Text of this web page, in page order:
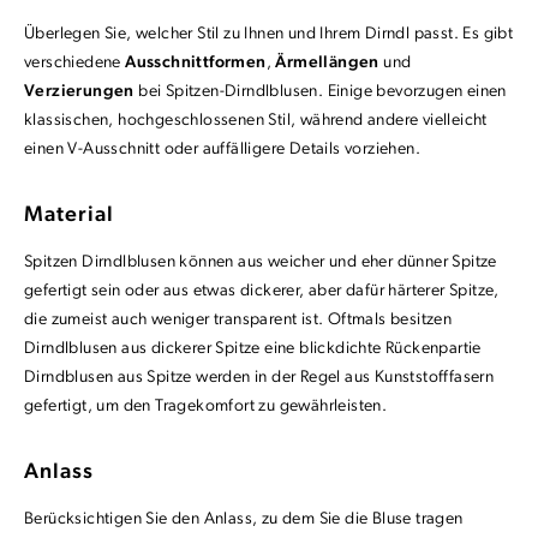
Überlegen Sie, welcher Stil zu Ihnen und Ihrem Dirndl passt. Es gibt
verschiedeneAusschnittformen,Ärmellängenund
Verzierungen bei Spitzen-Dirndlblusen. Einige bevorzugen einen
klassischen, hochgeschlossenen Stil, während andere vielleicht
einen V-Ausschnitt oder auffälligere Details vorziehen.
Material
Spitzen Dirndlblusen können aus weicher und eher dünner Spitze
gefertigt sein oder aus etwas dickerer, aber dafür härterer Spitze,
die zumeist auch weniger transparent ist. Oftmals besitzen
Dirndlblusen aus dickerer Spitze eine blickdichte Rückenpartie
Dirndblusen aus Spitze werden in der Regel aus Kunststofffasern
gefertigt, um den Tragekomfort zu gewährleisten.
Anlass
Berücksichtigen Sie den Anlass, zu dem Sie die Bluse tragen